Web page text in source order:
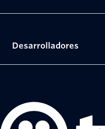
Desarrolladores